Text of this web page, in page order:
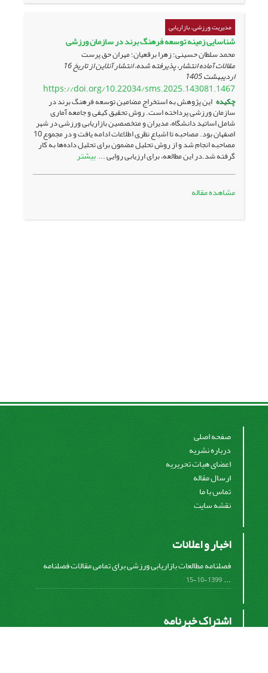
مدیریت ورزشی، بازاریابی
شناسایی زمینه توسعه ‌فرهنگ ‌برند ‌‌در سازمان ورزشی
محمد سلطان حسینی؛ زهرا برقعیان؛ مهران حق پرست
مقالات آماده انتشار، پذیرفته شده، انتشار آنلاین از تاریخ16
اردیبهشت 1405
https://doi.org/10.22034/sms.2025.143081.1467
چکیده این پژوهش به استخراج مضامین توسعه فرهنگ برند در
سازمان ورزشی پرداخته است. روش تحقیق کیفی و جامعه آماری
شامل اساتید دانشگاه، مدیران و متخصصین بازاریابی ورزشی در شهر
اصفهان بود. مصاحبه تا اشباع نظری اطلاعات ادامه یافت و در مجموع 10
مصاحبه انجام شد و از روش تحلیل مضمون برای تحلیل داده‌ها به کار
گرفته شد.در این مطالعه، برای ارزیابی روایی ... بیشتر
مشاهده مقاله
صفحه اصلی
درباره نشریه
اعضای هیات تحریریه
ارسال مقاله
تماس با ما
نقشه سایت
اخبار و اعلانات
فصلنامه مطالعات بازاریابی ورزشی برای تمامی مقالات فصلنامه
...
1399-10-15
اشتراک خبرنامه